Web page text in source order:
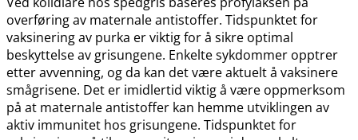
overføring av maternale antistoffer. Tidspunktet for
vaksinering av purka er viktig for å sikre optimal
beskyttelse av grisungene. Enkelte sykdommer opptrer
etter avvenning, og da kan det være aktuelt å vaksinere
smågrisene. Det er imidlertid viktig å være oppmerksom
på at maternale antistoffer kan hemme utviklingen av
aktiv immunitet hos grisungene. Tidspunktet for